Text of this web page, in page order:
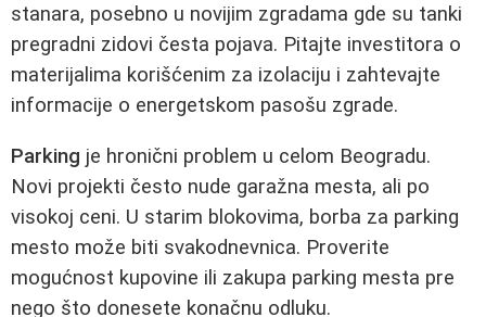
stanara, posebno u novijim zgradama gde su tanki
pregradni zidovi česta pojava. Pitajte investitora o
materijalima korišćenim za izolaciju i zahtevajte
informacije o energetskom pasošu zgrade.
Parking je hronični problem u celom Beogradu.
Novi projekti često nude garažna mesta, ali po
visokoj ceni. U starim blokovima, borba za parking
mesto može biti svakodnevnica. Proverite
mogućnost kupovine ili zakupa parking mesta pre
nego što donesete konačnu odluku.